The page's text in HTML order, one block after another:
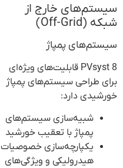
سیستم‌های خارج از
شبکه (Off-Grid)
سیستم‌های پمپاژ
PVsyst 8 قابلیت‌های ویژه‌ای
برای طراحی سیستم‌های پمپاژ
خورشیدی دارد:
شبیه‌سازی سیستم‌های
پمپاژ با تعقیب خورشید
یکپارچه‌سازی خصوصیات
هیدرولیکی و ویژگی‌های